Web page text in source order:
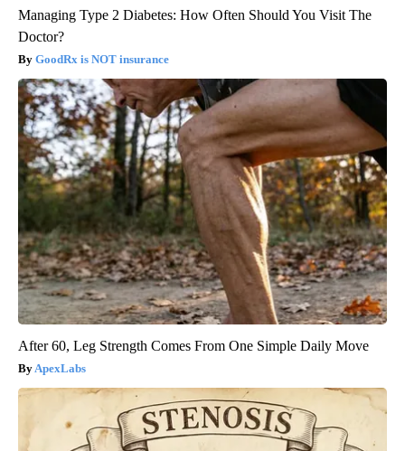
Managing Type 2 Diabetes: How Often Should You Visit The
Doctor?
GoodRx is NOT insurance
After 60, Leg Strength Comes From One Simple Daily Move
ApexLabs